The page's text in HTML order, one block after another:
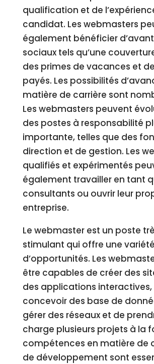
qualification et de
candidat. Les webmasters
également bénéficier
sociaux tels qu’une
des primes de vacances et
payés. Les possibilités
matière de carrière sont
Les webmasters peuvent
des postes à responsabilité
importante, telles que des
direction et de gestion. Les
qualifiés et expérimentés
également travailler en tant
consultants ou ouvrir leur
entreprise.
Le webmaster est un poste
stimulant qui offre une variété
d’opportunités. Les
être capables de créer des
des applications interactives,
concevoir des base de
gérer des réseaux et de
charge plusieurs projets à la
compétences en matière de
de développement sont